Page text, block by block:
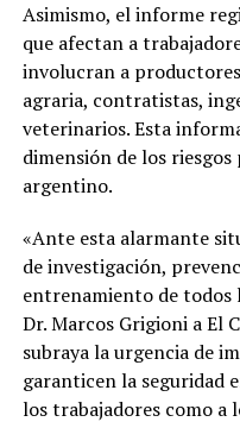
Asimismo, el informe
que afectan a
involucran a
agraria, contratistas,
veterinarios. Esta
dimensión de los
argentino.
«Ante esta alarmante
de investigación,
entrenamiento de todos
Dr. Marcos Grigioni a El
subraya la urgencia de
garanticen la seguridad
los trabajadores como a